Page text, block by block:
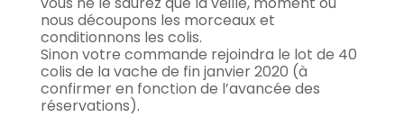
nous découpons les morceaux et
conditionnons les colis.
Sinon votre commande rejoindra le lot de 40
colis de la vache de fin janvier 2020 (à
confirmer en fonction de l’avancée des
réservations).